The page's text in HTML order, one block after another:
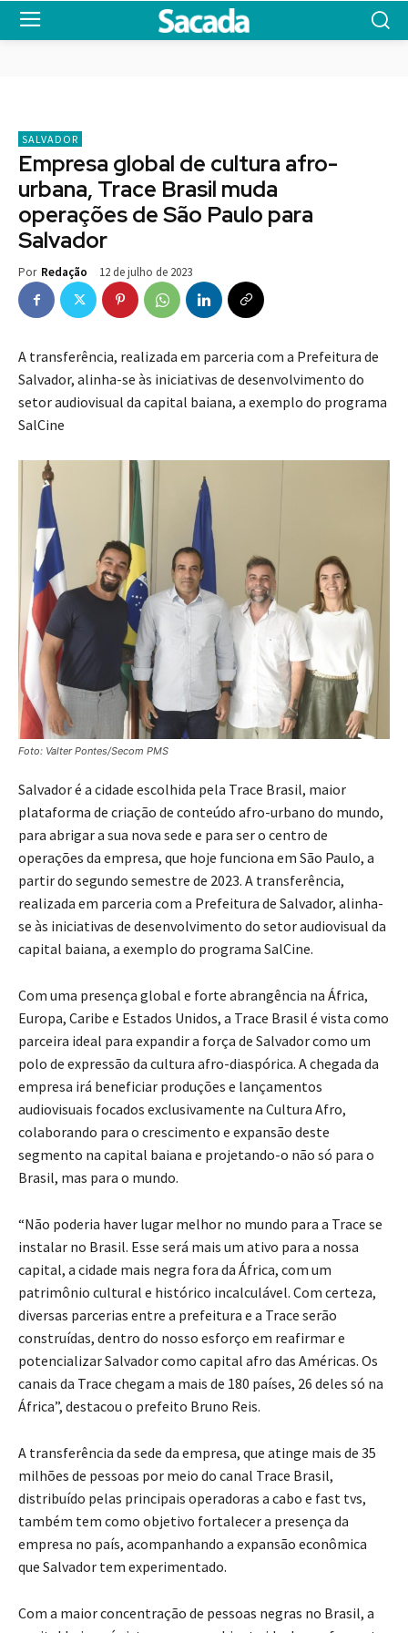
SALVADOR
Empresa global de cultura afro-
urbana, Trace Brasil muda
operações de São Paulo para
Salvador
Por Redação 12 de julho de 2023
A transferência, realizada em parceria com a Prefeitura de
Salvador, alinha-se às iniciativas de desenvolvimento do
setor audiovisual da capital baiana, a exemplo do programa
SalCine
Foto: Valter Pontes/Secom PMS
Salvador é a cidade escolhida pela Trace Brasil, maior
plataforma de criação de conteúdo afro-urbano do mundo,
para abrigar a sua nova sede e para ser o centro de
operações da empresa, que hoje funciona em São Paulo, a
partir do segundo semestre de 2023. A transferência,
realizada em parceria com a Prefeitura de Salvador, alinha-
se às iniciativas de desenvolvimento do setor audiovisual da
capital baiana, a exemplo do programa SalCine.
Com uma presença global e forte abrangência na África,
Europa, Caribe e Estados Unidos, a Trace Brasil é vista como
parceira ideal para expandir a força de Salvador como um
polo de expressão da cultura afro-diaspórica. A chegada da
empresa irá beneficiar produções e lançamentos
audiovisuais focados exclusivamente na Cultura Afro,
colaborando para o crescimento e expansão deste
segmento na capital baiana e projetando-o não só para o
Brasil, mas para o mundo.
“Não poderia haver lugar melhor no mundo para a Trace se
instalar no Brasil. Esse será mais um ativo para a nossa
capital, a cidade mais negra fora da África, com um
patrimônio cultural e histórico incalculável. Com certeza,
diversas parcerias entre a prefeitura e a Trace serão
construídas, dentro do nosso esforço em reafirmar e
potencializar Salvador como capital afro das Américas. Os
canais da Trace chegam a mais de 180 países, 26 deles só na
África”, destacou o prefeito Bruno Reis.
A transferência da sede da empresa, que atinge mais de 35
milhões de pessoas por meio do canal Trace Brasil,
distribuído pelas principais operadoras a cabo e fast tvs,
também tem como objetivo fortalecer a presença da
empresa no país, acompanhando a expansão econômica
que Salvador tem experimentado.
Com a maior concentração de pessoas negras no Brasil, a